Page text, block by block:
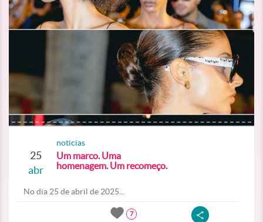
25
abr
noticias
Um marco. Uma
homenagem. Um recomeço.
No dia 25 de abril de 2025...
7